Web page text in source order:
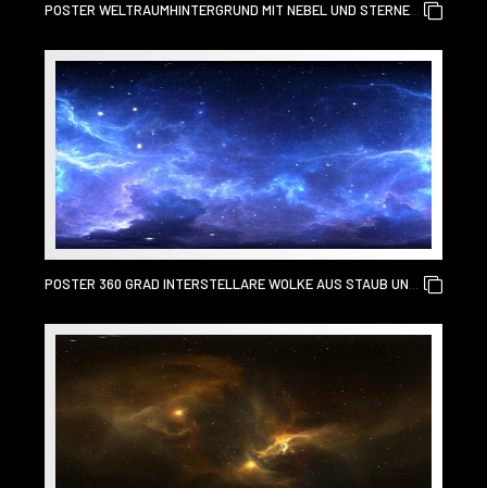
POSTER WELTRAUMHINTERGRUND MIT NEBEL UND STERNEN.
SPHÄRISCHES PANORAMA.
POSTER 360 GRAD INTERSTELLARE WOLKE AUS STAUB UND
GLÜHENDER NEBEL, GLEICHWINKLIGE PROJEKTION,
UMGEBUNGSKARTE. SPHÄRISCHES HDRI-PANORAMA